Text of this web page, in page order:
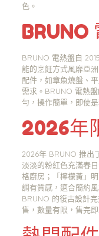
色。
BRUNO
BRUNO 電熱盤自
能的烹飪方式風靡亞
配件，如章魚燒盤、
需求。BRUNO 電熱
勻，操作簡單，即使
2026年
2026年 BRUNO 推出
淡淡的粉紅色充滿春
格廚房；「檸檬黃」
調有質感，適合簡約
BRUNO 的復古設計
售，數量有限，售完即